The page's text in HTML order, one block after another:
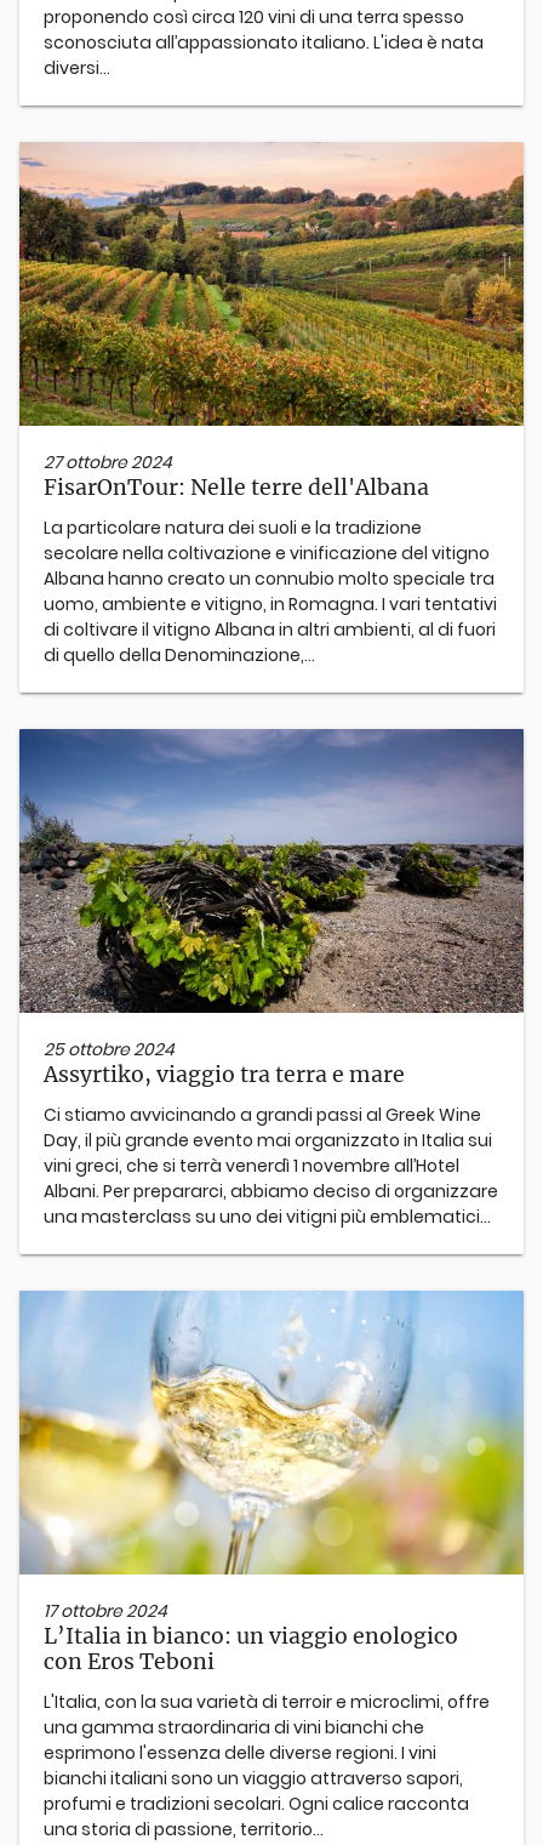
proponendo così circa 120 vini di una terra spesso
sconosciuta all’appassionato italiano. L'idea è nata
diversi...
27 ottobre 2024
FisarOnTour: Nelle terre dell'Albana
La particolare natura dei suoli e la tradizione
secolare nella coltivazione e vinificazione del vitigno
Albana hanno creato un connubio molto speciale tra
uomo, ambiente e vitigno, in Romagna. I vari tentativi
di coltivare il vitigno Albana in altri ambienti, al di fuori
di quello della Denominazione,...
25 ottobre 2024
Assyrtiko, viaggio tra terra e mare
Ci stiamo avvicinando a grandi passi al Greek Wine
Day, il più grande evento mai organizzato in Italia sui
vini greci, che si terrà venerdì 1 novembre all’Hotel
Albani. Per prepararci, abbiamo deciso di organizzare
una masterclass su uno dei vitigni più emblematici...
17 ottobre 2024
L’Italia in bianco: un viaggio enologico
con Eros Teboni
L'Italia, con la sua varietà di terroir e microclimi, offre
una gamma straordinaria di vini bianchi che
esprimono l'essenza delle diverse regioni. I vini
bianchi italiani sono un viaggio attraverso sapori,
profumi e tradizioni secolari. Ogni calice racconta
una storia di passione, territorio...